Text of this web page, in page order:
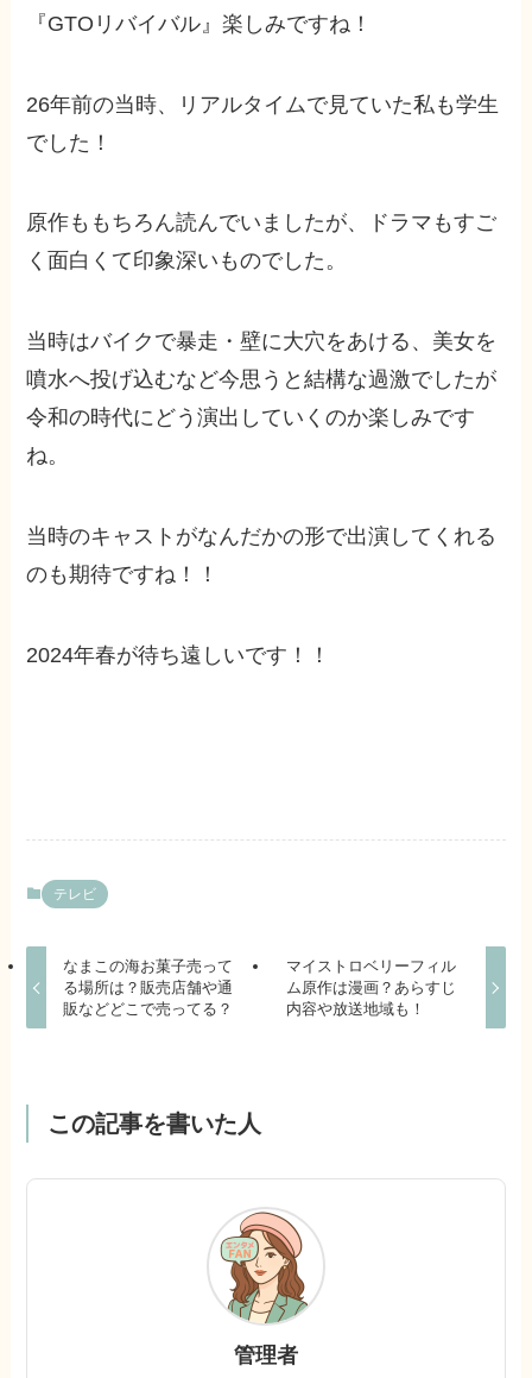
『GTOリバイバル』楽しみですね！
26年前の当時、リアルタイムで見ていた私も学生
でした！
原作ももちろん読んでいましたが、ドラマもすご
く面白くて印象深いものでした。
当時はバイクで暴走・壁に大穴をあける、美女を
噴水へ投げ込むなど今思うと結構な過激でしたが
令和の時代にどう演出していくのか楽しみです
ね。
当時のキャストがなんだかの形で出演してくれる
のも期待ですね！！
2024年春が待ち遠しいです！！
テレビ
なまこの海お菓子売って
る場所は？販売店舗や通
販などどこで売ってる？
マイストロベリーフィル
ム原作は漫画？あらすじ
内容や放送地域も！
この記事を書いた人
管理者